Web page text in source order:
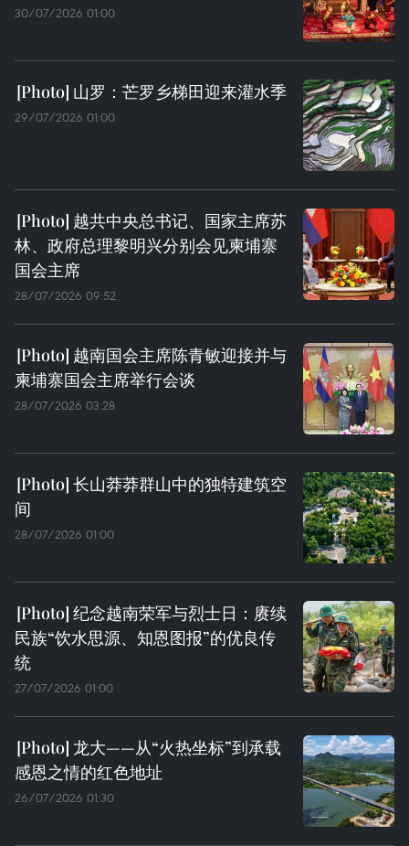
30/07/2026 01:00
山罗：芒罗乡梯田迎来灌水季
29/07/2026 01:00
越共中央总书记、国家主席苏
林、政府总理黎明兴分别会见柬埔寨
国会主席
28/07/2026 09:52
越南国会主席陈青敏迎接并与
柬埔寨国会主席举行会谈
28/07/2026 03:28
长山莽莽群山中的独特建筑空
间
28/07/2026 01:00
纪念越南荣军与烈士日：赓续
民族“饮水思源、知恩图报”的优良传
统
27/07/2026 01:00
龙大——从“火热坐标”到承载
感恩之情的红色地址
26/07/2026 01:30